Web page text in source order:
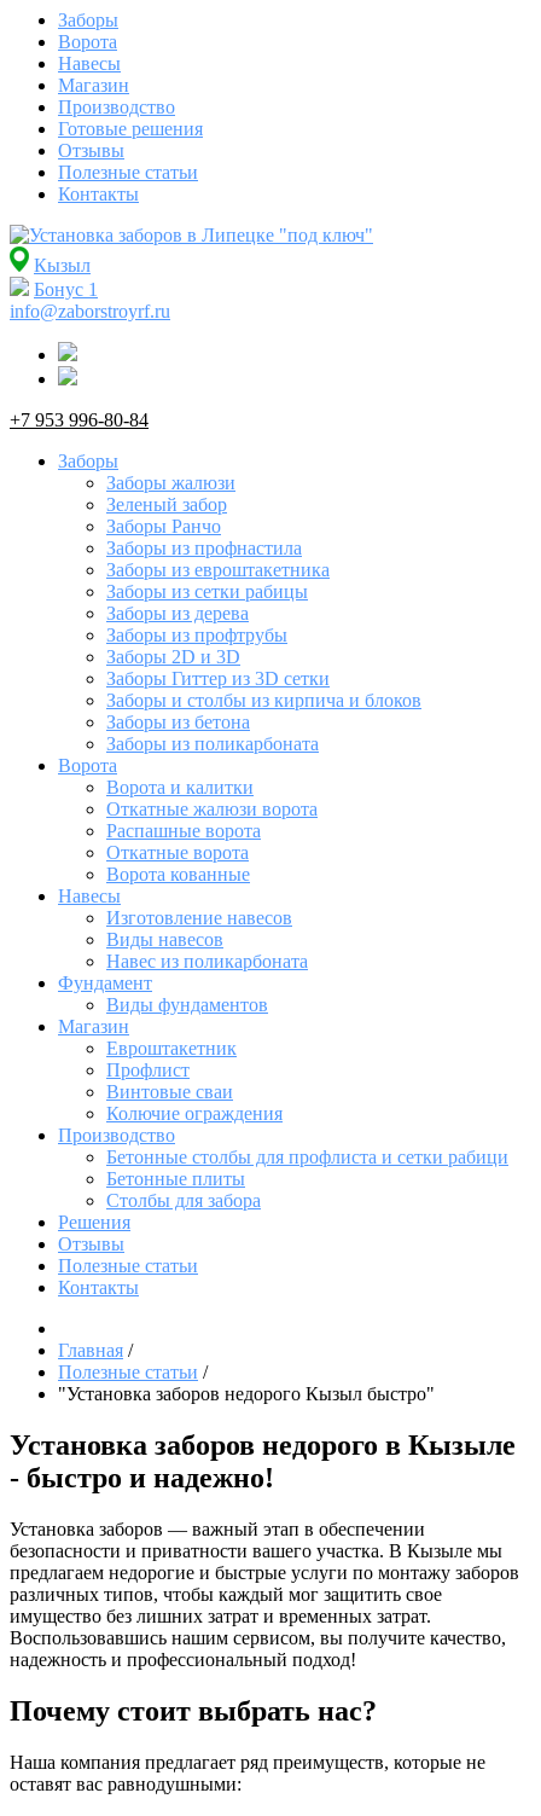
Заборы
Ворота
Навесы
Магазин
Производство
Готовые решения
Отзывы
Полезные статьи
Контакты
Кызыл
Бонус 1
info@zaborstroyrf.ru
+7 953 996-80-84
Заборы
Заборы жалюзи
Зеленый забор
Заборы Ранчо
Заборы из профнастила
Заборы из евроштакетника
Заборы из сетки рабицы
Заборы из дерева
Заборы из профтрубы
Заборы 2D и 3D
Заборы Гиттер из 3D сетки
Заборы и столбы из кирпича и блоков
Заборы из бетона
Заборы из поликарбоната
Ворота
Ворота и калитки
Откатные жалюзи ворота
Распашные ворота
Откатные ворота
Ворота кованные
Навесы
Изготовление навесов
Виды навесов
Навес из поликарбоната
Фундамент
Виды фундаментов
Магазин
Евроштакетник
Профлист
Винтовые сваи
Колючие ограждения
Производство
Бетонные столбы для профлиста и сетки рабици
Бетонные плиты
Столбы для забора
Решения
Отзывы
Полезные статьи
Контакты
Главная /
Полезные статьи /
"Установка заборов недорого Кызыл быстро"
Установка заборов недорого в Кызыле
- быстро и надежно!
Установка заборов — важный этап в обеспечении
безопасности и приватности вашего участка. В Кызыле мы
предлагаем недорогие и быстрые услуги по монтажу заборов
различных типов, чтобы каждый мог защитить свое
имущество без лишних затрат и временных затрат.
Воспользовавшись нашим сервисом, вы получите качество,
надежность и профессиональный подход!
Почему стоит выбрать нас?
Наша компания предлагает ряд преимуществ, которые не
оставят вас равнодушными: